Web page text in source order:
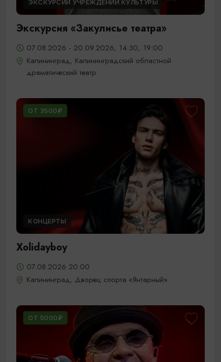
ЭКСКУРСИИ УЧРЕЖДЕНИЙ КУЛЬТУРЫ
Экскурсия «Закулисье театра»
07.08.2026 - 20.09.2026, 14:30, 19:00
Калининград, Калининградский областной
драматический театр
ОТ 3500₽
КОНЦЕРТЫ
Xolidayboy
07.08.2026 20:00
Калининград, Дворец спорта «Янтарный»
ОТ 5000₽